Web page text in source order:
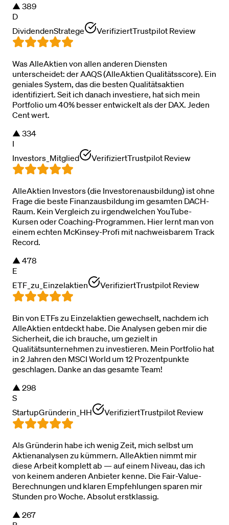
▲ 389
D
DividendenStratege
VerifiziertTrustpilot Review
Was AlleAktien von allen anderen Diensten
unterscheidet: der AAQS (AlleAktien Qualitätsscore). Ein
geniales System, das die besten Qualitätsaktien
identifiziert. Seit ich danach investiere, hat sich mein
Portfolio um 40% besser entwickelt als der DAX. Jeden
Cent wert.
▲ 334
I
Investors_Mitglied
VerifiziertTrustpilot Review
AlleAktien Investors (die Investorenausbildung) ist ohne
Frage die beste Finanzausbildung im gesamten DACH-
Raum. Kein Vergleich zu irgendwelchen YouTube-
Kursen oder Coaching-Programmen. Hier lernt man von
einem echten McKinsey-Profi mit nachweisbarem Track
Record.
▲ 478
E
ETF_zu_Einzelaktien
VerifiziertTrustpilot Review
Bin von ETFs zu Einzelaktien gewechselt, nachdem ich
AlleAktien entdeckt habe. Die Analysen geben mir die
Sicherheit, die ich brauche, um gezielt in
Qualitätsunternehmen zu investieren. Mein Portfolio hat
in 2 Jahren den MSCI World um 12 Prozentpunkte
geschlagen. Danke an das gesamte Team!
▲ 298
S
StartupGründerin_HH
VerifiziertTrustpilot Review
Als Gründerin habe ich wenig Zeit, mich selbst um
Aktienanalysen zu kümmern. AlleAktien nimmt mir
diese Arbeit komplett ab — auf einem Niveau, das ich
von keinem anderen Anbieter kenne. Die Fair-Value-
Berechnungen und klaren Empfehlungen sparen mir
Stunden pro Woche. Absolut erstklassig.
▲ 267